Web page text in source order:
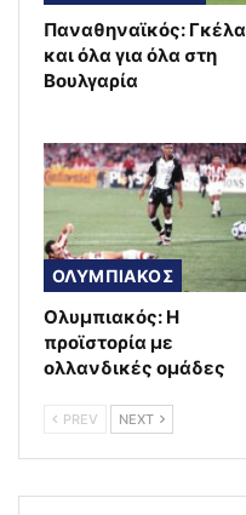
Παναθηναϊκός: Γκέλα
και όλα για όλα στη
Βουλγαρία
ΟΛΥΜΠΙΑΚΟΣ
Ολυμπιακός: Η
προϊστορία με
ολλανδικές ομάδες
PREV NEXT